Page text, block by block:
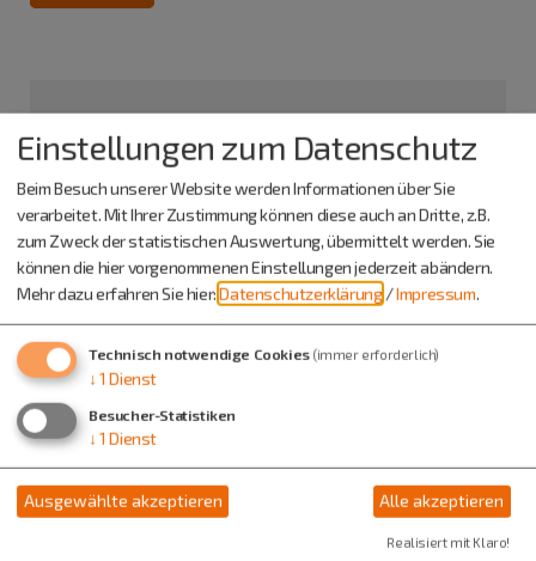
Antoniusbrunnen
Premerzhofer Weg
92345 Dietfurt
Info-Adresse
Einstellungen zum Datenschutz
Beim Besuch unserer Website werden Informationen über Sie
verarbeitet. Mit Ihrer Zustimmung können diese auch an Dritte, z.B.
zum Zweck der statistischen Auswertung, übermittelt werden. Sie
können die hier vorgenommenen Einstellungen jederzeit abändern.
Mehr dazu erfahren Sie hier:Datenschutzerklärung /Impressum.
Technisch notwendige Cookies (immer erforderlich)
↓ 1 Dienst
Besucher-Statistiken
↓ 1 Dienst
Ausgewählte akzeptieren Alle akzeptieren
Realisiert mit Klaro!